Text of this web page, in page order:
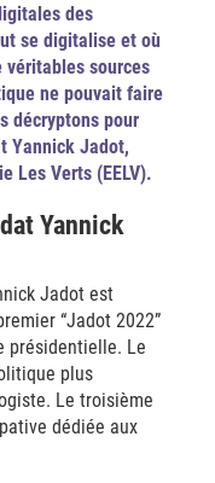
des
se digitalise et où
véritables sources
ne pouvait faire
décryptons pour
Yannick Jadot,
Les Verts (EELV).
Yannick
Jadot est
“Jadot 2022”
présidentielle. Le
plus
Le troisième
dédiée aux